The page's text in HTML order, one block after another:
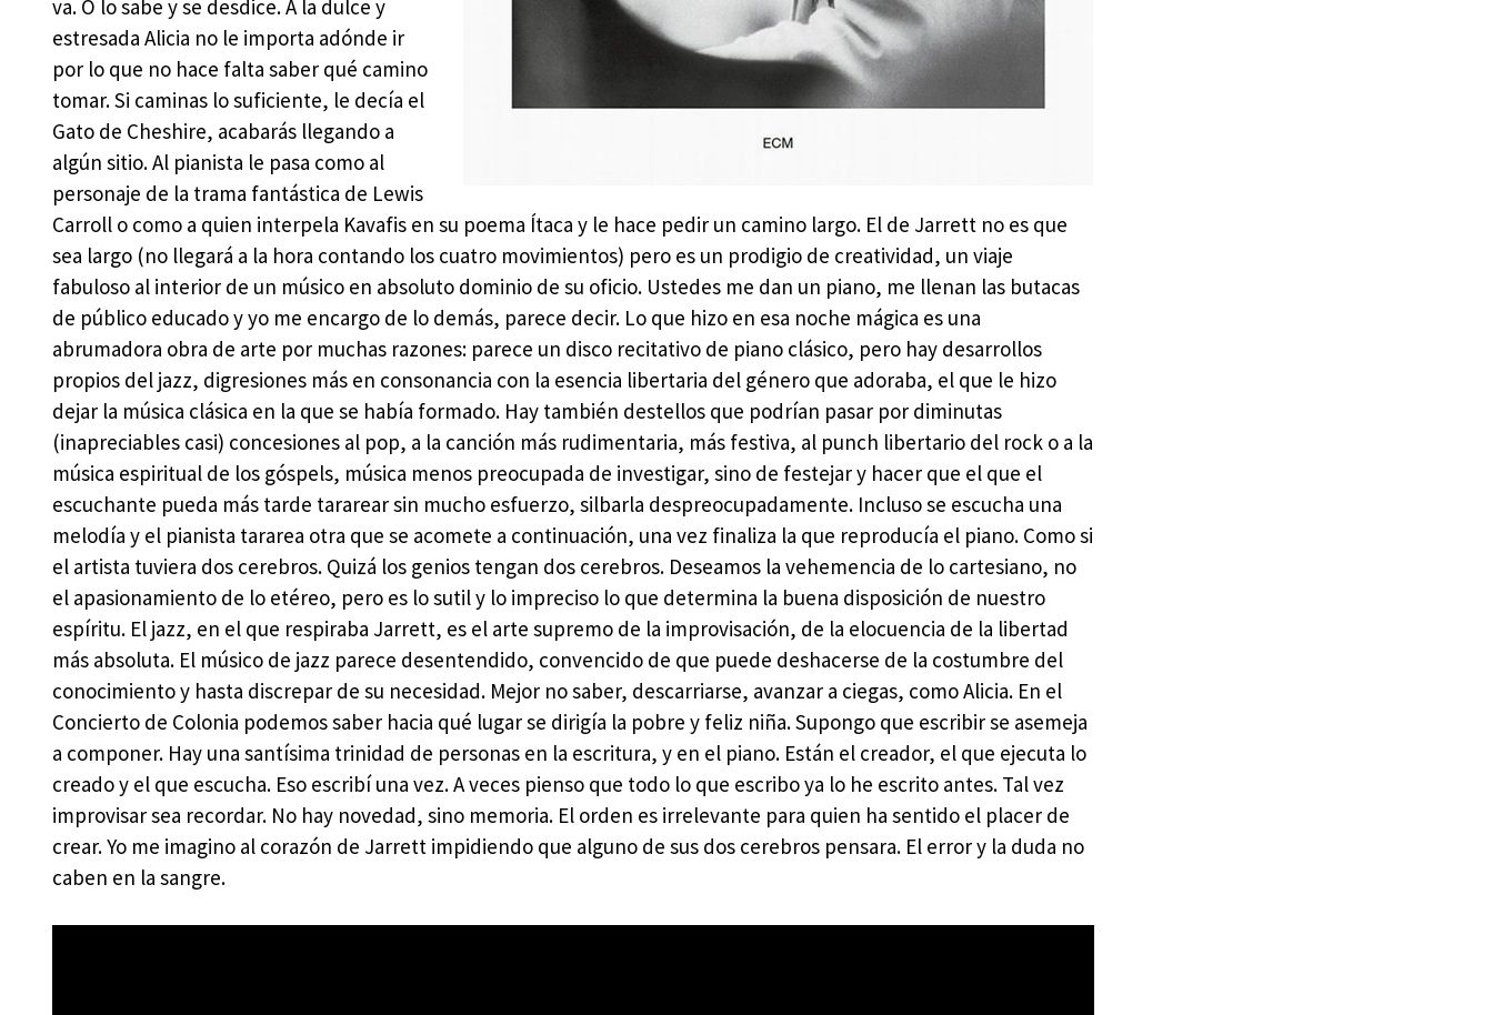
va. O lo sabe y se desdice. A la dulce y
estresada Alicia no le importa adónde ir
por lo que no hace falta saber qué camino
tomar. Si caminas lo suficiente, le decía el
Gato de Cheshire, acabarás llegando a
algún sitio. Al pianista le pasa como al
personaje de la trama fantástica de Lewis
Carroll o como a quien interpela Kavafis en su poema Ítaca y le hace pedir un camino largo. El de Jarrett no es que
sea largo (no llegará a la hora contando los cuatro movimientos) pero es un prodigio de creatividad, un viaje
fabuloso al interior de un músico en absoluto dominio de su oficio. Ustedes me dan un piano, me llenan las butacas
de público educado y yo me encargo de lo demás, parece decir. Lo que hizo en esa noche mágica es una
abrumadora obra de arte por muchas razones: parece un disco recitativo de piano clásico, pero hay desarrollos
propios del jazz, digresiones más en consonancia con la esencia libertaria del género que adoraba, el que le hizo
dejar la música clásica en la que se había formado. Hay también destellos que podrían pasar por diminutas
(inapreciables casi) concesiones al pop, a la canción más rudimentaria, más festiva, al punch libertario del rock o a la
música espiritual de los góspels, música menos preocupada de investigar, sino de festejar y hacer que el que el
escuchante pueda más tarde tararear sin mucho esfuerzo, silbarla despreocupadamente. Incluso se escucha una
melodía y el pianista tararea otra que se acomete a continuación, una vez finaliza la que reproducía el piano. Como si
el artista tuviera dos cerebros. Quizá los genios tengan dos cerebros. Deseamos la vehemencia de lo cartesiano, no
el apasionamiento de lo etéreo, pero es lo sutil y lo impreciso lo que determina la buena disposición de nuestro
espíritu. El jazz, en el que respiraba Jarrett, es el arte supremo de la improvisación, de la elocuencia de la libertad
más absoluta. El músico de jazz parece desentendido, convencido de que puede deshacerse de la costumbre del
conocimiento y hasta discrepar de su necesidad. Mejor no saber, descarriarse, avanzar a ciegas, como Alicia. En el
Concierto de Colonia podemos saber hacia qué lugar se dirigía la pobre y feliz niña. Supongo que escribir se asemeja
a componer. Hay una santísima trinidad de personas en la escritura, y en el piano. Están el creador, el que ejecuta lo
creado y el que escucha. Eso escribí una vez. A veces pienso que todo lo que escribo ya lo he escrito antes. Tal vez
improvisar sea recordar. No hay novedad, sino memoria. El orden es irrelevante para quien ha sentido el placer de
crear. Yo me imagino al corazón de Jarrett impidiendo que alguno de sus dos cerebros pensara. El error y la duda no
caben en la sangre.